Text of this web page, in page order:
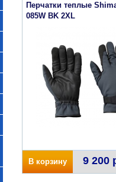
Перчатки теплые
085W BK 2XL
В корзину 9 200